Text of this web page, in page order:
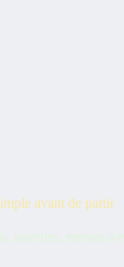
avant de partir
erreurs à